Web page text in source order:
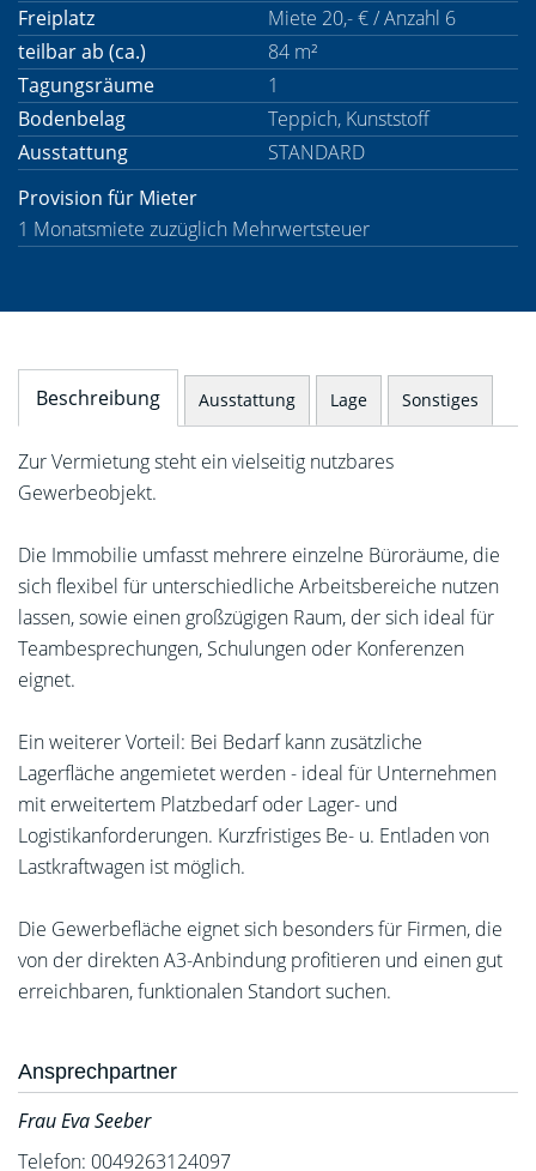
Freiplatz
Miete 20,- € / Anzahl 6
teilbar ab (ca.)
84 m²
Tagungsräume
1
Bodenbelag
Teppich, Kunststoff
Ausstattung
STANDARD
Provision für Mieter
1 Monatsmiete zuzüglich Mehrwertsteuer
Beschreibung Ausstattung Lage Sonstiges
Zur Vermietung steht ein vielseitig nutzbares
Gewerbeobjekt.
Die Immobilie umfasst mehrere einzelne Büroräume, die
sich flexibel für unterschiedliche Arbeitsbereiche nutzen
lassen, sowie einen großzügigen Raum, der sich ideal für
Teambesprechungen, Schulungen oder Konferenzen
eignet.
Ein weiterer Vorteil: Bei Bedarf kann zusätzliche
Lagerfläche angemietet werden - ideal für Unternehmen
mit erweitertem Platzbedarf oder Lager- und
Logistikanforderungen. Kurzfristiges Be- u. Entladen von
Lastkraftwagen ist möglich.
Die Gewerbefläche eignet sich besonders für Firmen, die
von der direkten A3-Anbindung profitieren und einen gut
erreichbaren, funktionalen Standort suchen.
Ansprechpartner
Frau Eva Seeber
Telefon: 0049263124097